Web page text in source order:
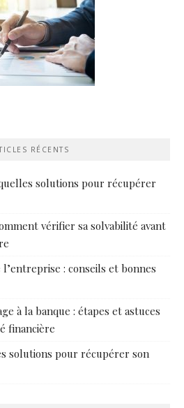
RÉCENTS
solutions pour récupérer
vérifier sa solvabilité avant
: conseils et bonnes
à la banque : étapes et astuces
financière
solutions pour récupérer son